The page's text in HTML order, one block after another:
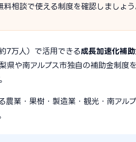
相談で使える制度を確認しましょう
7万人）で活用できる成長加速化補
県や南アルプス市独自の補助金制度
農業・果樹・製造業・観光・南ア